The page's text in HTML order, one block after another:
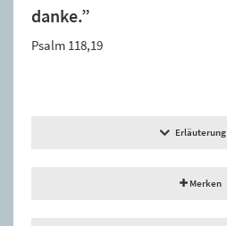
danke.”
Psalm 118,19
Erläuterung
Merken